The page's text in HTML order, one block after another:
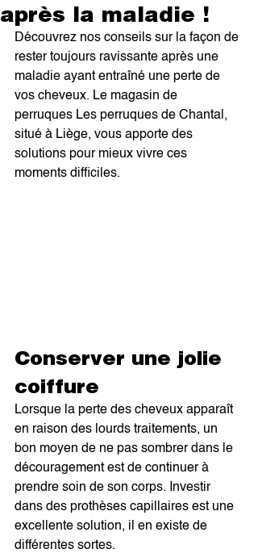
après la maladie !
Découvrez nos conseils sur la façon de
rester toujours ravissante après une
maladie ayant entraîné une perte de
vos cheveux. Le magasin de
perruques Les perruques de Chantal,
situé à Liège, vous apporte des
solutions pour mieux vivre ces
moments difficiles.
Conserver une jolie
coiffure
Lorsque la perte des cheveux apparaît
en raison des lourds traitements, un
bon moyen de ne pas sombrer dans le
découragement est de continuer à
prendre soin de son corps. Investir
dans des prothèses capillaires est une
excellente solution, il en existe de
différentes sortes.